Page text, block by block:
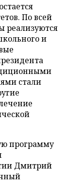
По всей
реализуются
и
стали
программу
Дмитрий